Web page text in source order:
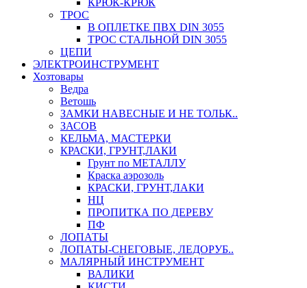
КРЮК-КРЮК
ТРОС
В ОПЛЕТКЕ ПВХ DIN 3055
ТРОС СТАЛЬНОЙ DIN 3055
ЦЕПИ
ЭЛЕКТРОИНСТРУМЕНТ
Хозтовары
Ведра
Ветошь
ЗАМКИ НАВЕСНЫЕ И НЕ ТОЛЬК..
ЗАСОВ
КЕЛЬМА, МАСТЕРКИ
КРАСКИ, ГРУНТ,ЛАКИ
Грунт по МЕТАЛЛУ
Краска аэрозоль
КРАСКИ, ГРУНТ,ЛАКИ
НЦ
ПРОПИТКА ПО ДЕРЕВУ
ПФ
ЛОПАТЫ
ЛОПАТЫ-СНЕГОВЫЕ, ЛЕДОРУБ..
МАЛЯРНЫЙ ИНСТРУМЕНТ
ВАЛИКИ